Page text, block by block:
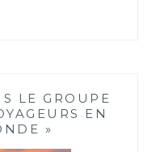
LE GROUPE
EN
»